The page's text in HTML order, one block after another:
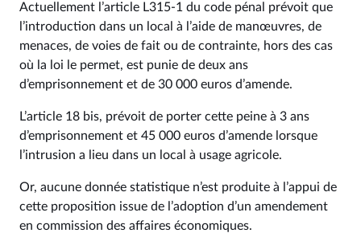
Actuellement l’article L315-1 du code pénal prévoit que
l’introduction dans un local à l’aide de manœuvres, de
menaces, de voies de fait ou de contrainte, hors des cas
où la loi le permet, est punie de deux ans
d’emprisonnement et de 30 000 euros d’amende.
L’article 18 bis, prévoit de porter cette peine à 3 ans
d’emprisonnement et 45 000 euros d’amende lorsque
l’intrusion a lieu dans un local à usage agricole.
Or, aucune donnée statistique n’est produite à l’appui de
cette proposition issue de l’adoption d’un amendement
en commission des affaires économiques.